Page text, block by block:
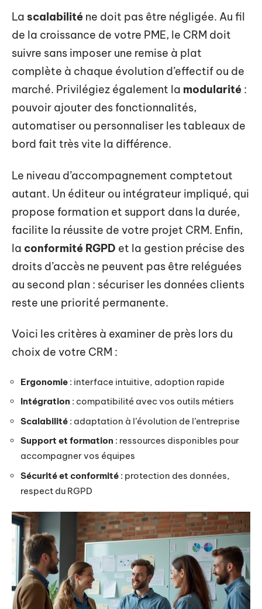
La scalabilité ne doit pas être négligée. Au fil
de la croissance de votre PME, le CRM doit
suivre sans imposer une remise à plat
complète à chaque évolution d’effectif ou de
marché. Privilégiez également la modularité :
pouvoir ajouter des fonctionnalités,
automatiser ou personnaliser les tableaux de
bord fait très vite la différence.
Le niveau d’accompagnement comptetout
autant. Un éditeur ou intégrateur impliqué, qui
propose formation et support dans la durée,
facilite la réussite de votre projet CRM. Enfin,
la conformité RGPD et la gestion précise des
droits d’accès ne peuvent pas être reléguées
au second plan : sécuriser les données clients
reste une priorité permanente.
Voici les critères à examiner de près lors du
choix de votre CRM :
Ergonomie : interface intuitive, adoption rapide
Intégration : compatibilité avec vos outils métiers
Scalabilité : adaptation à l’évolution de l’entreprise
Support et formation : ressources disponibles pour
accompagner vos équipes
Sécurité et conformité : protection des données,
respect du RGPD